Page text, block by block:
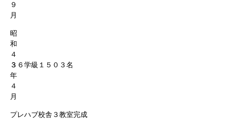
９
月
昭
和
４
３
年
４
月
３６学級１５０３名
プレハブ校舎３教室完成